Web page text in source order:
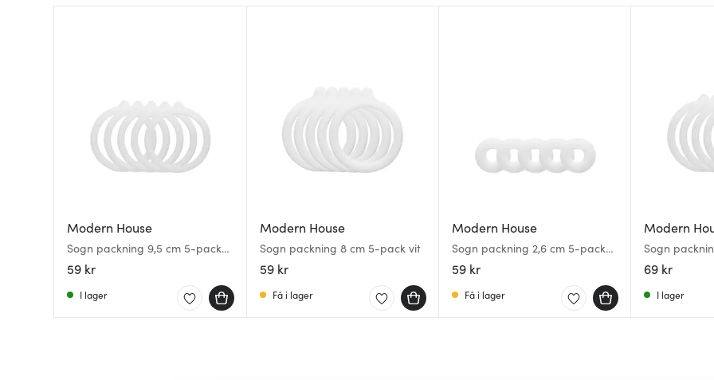
Modern House
Sogn packning 9,5 cm 5-pack
vit
59 kr
I lager
Modern House
Sogn packning 8 cm 5-pack vit
59 kr
Få i lager
Modern House
Sogn packning 2,6 cm 5-pack
vit
59 kr
Få i lager
Modern
Sogn
vit
69 kr
I lager